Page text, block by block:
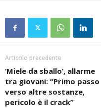
Articolo precedente
‘Miele da sballo’, allarme
tra giovani: “Primo passo
verso altre sostanze,
pericolo è il crack”